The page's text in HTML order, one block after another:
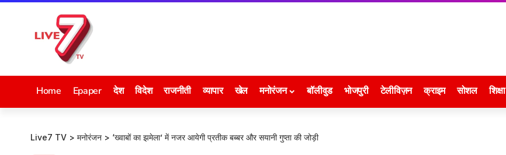
Home Epaper देश विदेश राजनीती व्यापार खेल मनोरंजन बॉलीवुड भोजपुरी टेलीविज़न क्राइम सोशल शिक्षा
Live7 TV > मनोरंजन > ‘ख्वाबों का झमेला’ में नजर आयेगी प्रतीक बब्बर और सयानी गुप्ता की जोड़ी